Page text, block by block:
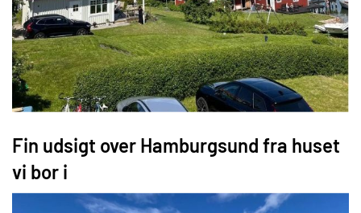
Fin udsigt over Hamburgsund fra huset
vi bor i